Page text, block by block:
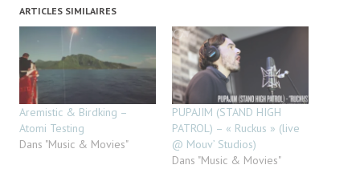
ARTICLES SIMILAIRES
Aremistic & Birdking –
Atomi Testing
Dans "Music & Movies"
PUPAJIM (STAND HIGH
PATROL) – « Ruckus » (live
@ Mouv’ Studios)
Dans "Music & Movies"